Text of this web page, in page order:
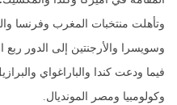
وتأهلت منتخبات المغرب وفرنسا
وسويسرا والأرجنتين إلى الدور ربع
فيما ودعت كندا والباراغواي
وكولومبيا ومصر المونديال.